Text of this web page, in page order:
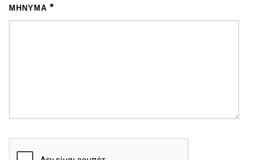
ΜΉΝΥΜΑ *